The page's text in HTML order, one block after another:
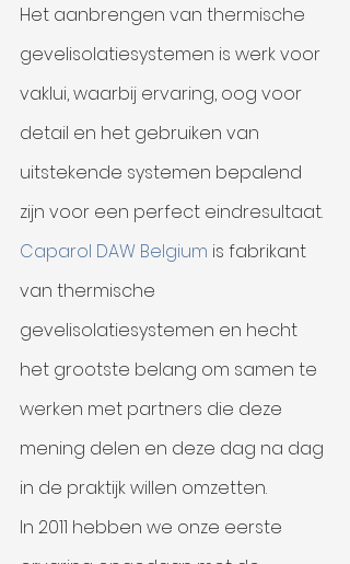
Het aanbrengen van thermische
gevelisolatiesystemen is werk voor
vaklui, waarbij ervaring, oog voor
detail en het gebruiken van
uitstekende systemen bepalend
zijn voor een perfect eindresultaat.
Caparol DAW Belgium is fabrikant
van thermische
gevelisolatiesystemen en hecht
het grootste belang om samen te
werken met partners die deze
mening delen en deze dag na dag
in de praktijk willen omzetten.
In 2011 hebben we onze eerste